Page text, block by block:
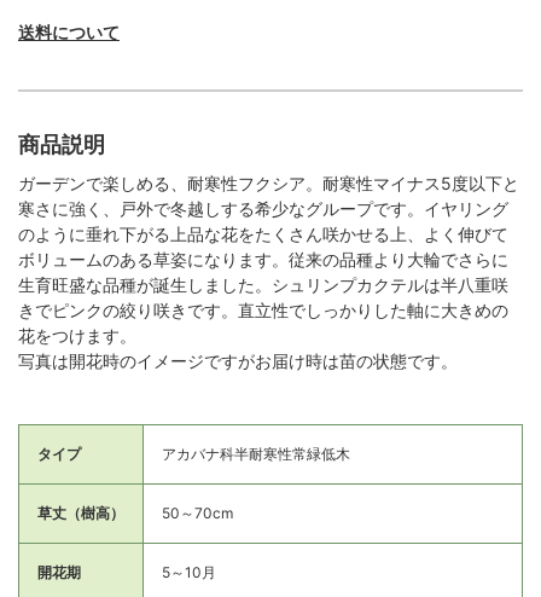
送料について
商品説明
ガーデンで楽しめる、耐寒性フクシア。耐寒性マイナス5度以下と
寒さに強く、戸外で冬越しする希少なグループです。イヤリング
のように垂れ下がる上品な花をたくさん咲かせる上、よく伸びて
ボリュームのある草姿になります。従来の品種より大輪でさらに
生育旺盛な品種が誕生しました。シュリンプカクテルは半八重咲
きでピンクの絞り咲きです。直立性でしっかりした軸に大きめの
花をつけます。
写真は開花時のイメージですがお届け時は苗の状態です。
タイプ アカバナ科半耐寒性常緑低木
草丈（樹高） 50～70cm
開花期 5～10月